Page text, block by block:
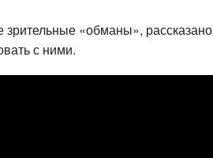
«обманы»,
с ними.